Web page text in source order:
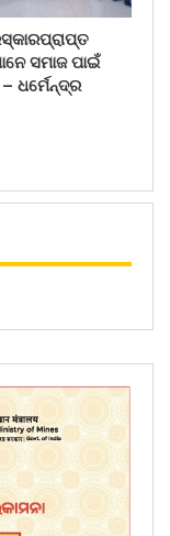
ସମାଜ ପାଇଁ
ଧର୍ମେନ୍ଦ୍ର